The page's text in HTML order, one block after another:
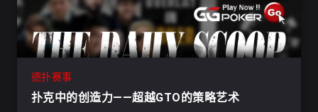
德扑赛事
扑克中的创造力——超越GTO的策略艺术